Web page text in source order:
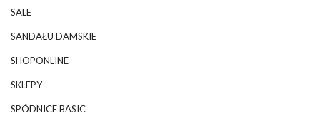
SALE
SANDAŁU DAMSKIE
SHOPONLINE
SKLEPY
SPÓDNICE BASIC